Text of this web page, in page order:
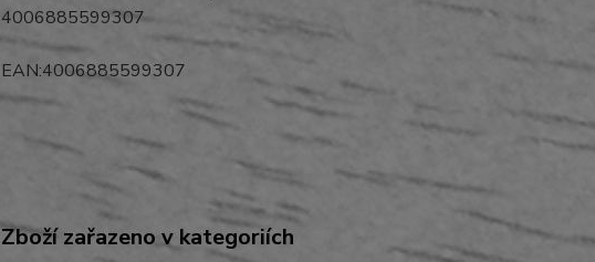
4006885599307
EAN:4006885599307
Zboží zařazeno v kategoriích